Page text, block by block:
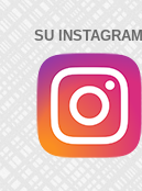
SU INSTAGRAM